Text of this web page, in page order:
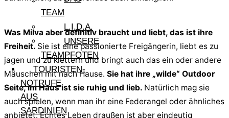
TEAM
L.I.D.A.
UNSERE
TEAMPFOTEN
TOURISTEN-
NOTRUFE
AUS
SARDINIEN
Was Milva aber definitiv braucht und liebt, das ist ihre
Freiheit. Sie ist eine passionierte Freigängerin, liebt es zu
jagen und zu klettern und bringt auch das ein oder andere
Mäuschen mit nach Hause. Sie hat ihre „wilde“ Outdoor
Seite, im Haus ist sie ruhig und lieb. Natürlich mag sie
auch spielen, wenn man ihr eine Federangel oder ähnliches
anbietet. Echtes Leben draußen ist aber eindeutig